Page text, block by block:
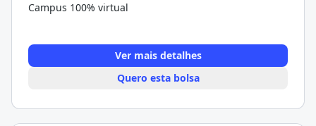
Campus 100% virtual
Ver mais detalhes
Quero esta bolsa